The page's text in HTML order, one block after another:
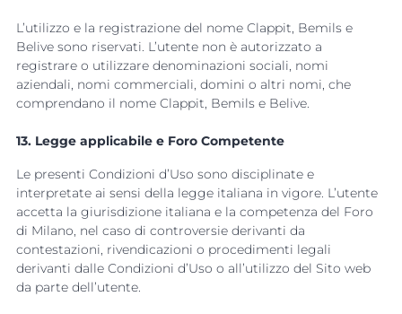
L’utilizzo e la registrazione del nome Clappit, Bemils e
Belive sono riservati. L’utente non è autorizzato a
registrare o utilizzare denominazioni sociali, nomi
aziendali, nomi commerciali, domini o altri nomi, che
comprendano il nome Clappit, Bemils e Belive.
13. Legge applicabile e Foro Competente
Le presenti Condizioni d’Uso sono disciplinate e
interpretate ai sensi della legge italiana in vigore. L’utente
accetta la giurisdizione italiana e la competenza del Foro
di Milano, nel caso di controversie derivanti da
contestazioni, rivendicazioni o procedimenti legali
derivanti dalle Condizioni d’Uso o all’utilizzo del Sito web
da parte dell’utente.